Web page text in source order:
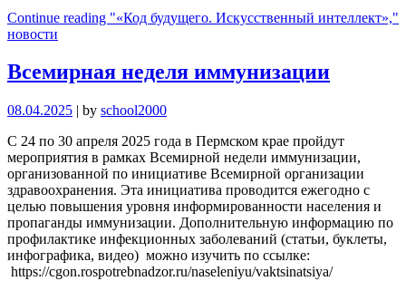
Continue reading "«Код будущего. Искусственный интеллект»,"
новости
Всемирная неделя иммунизации
08.04.2025 | by school2000
С 24 по 30 апреля 2025 года в Пермском крае пройдут
мероприятия в рамках Всемирной недели иммунизации,
организованной по инициативе Всемирной организации
здравоохранения. Эта инициатива проводится ежегодно с
целью повышения уровня информированности населения и
пропаганды иммунизации. Дополнительную информацию по
профилактике инфекционных заболеваний (статьи, буклеты,
инфографика, видео) можно изучить по ссылке:
https://cgon.rospotrebnadzor.ru/naseleniyu/vaktsinatsiya/